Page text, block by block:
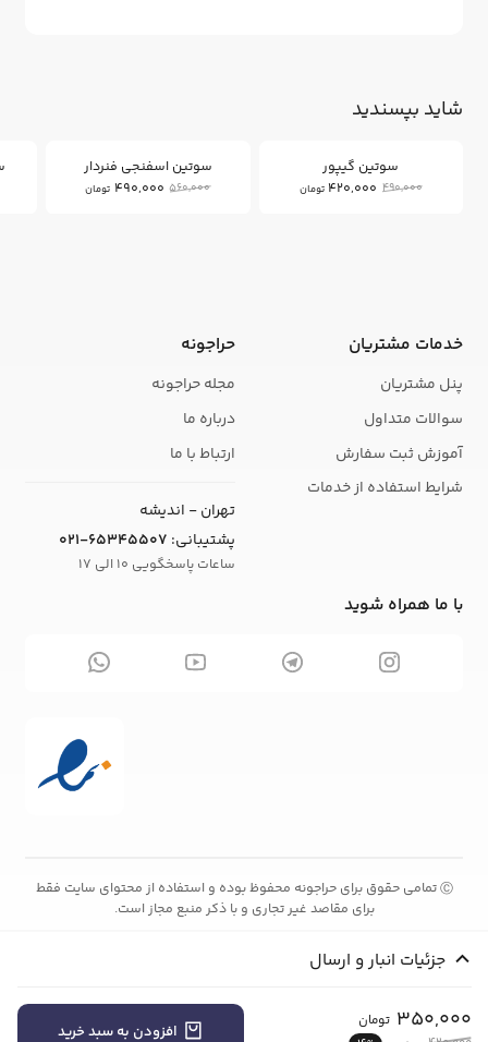
جزئیات انبار و ارسال
350,000 تومان
افزودن به سبد خرید
شاید بپسندید
سوتین گیپور
490,000
420,000 تومان
سوتین اسفنجی فنردار
560,000
490,000 تومان
خدمات مشتریان
پنل مشتریان
سوالات متداول
آموزش ثبت سفارش
شرایط استفاده از خدمات
حراجونه
مجله حراجونه
درباره ما
ارتباط با ما
تهران - اندیشه
پشتیبانی: 021-65345507
ساعات پاسخگویی 10 الی 17
با ما همراه شوید
Ⓒتمامی حقوق برای حراجونه محفوظ بوده و استفاده از محتوای سایت فقط
برای مقاصد غیر تجاری و با ذکر منبع مجاز است.